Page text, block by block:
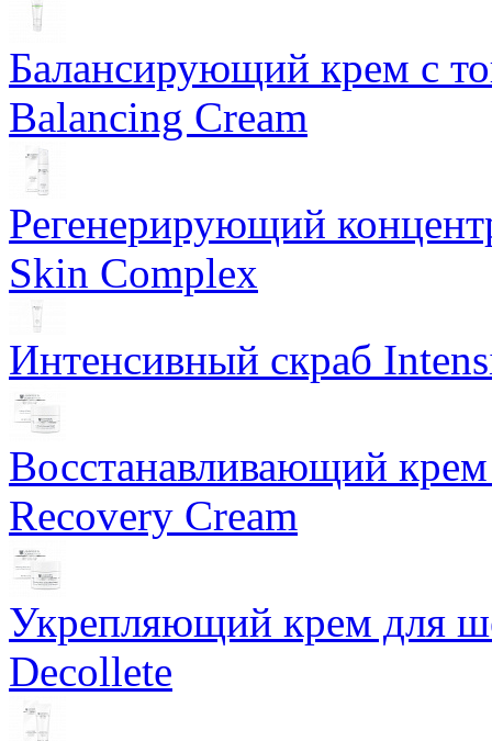
Балансирующий крем с
Balancing Cream
Регенерирующий
Skin Complex
Интенсивный скраб
Восстанавливающий
Recovery Cream
Укрепляющий крем для
Decollete